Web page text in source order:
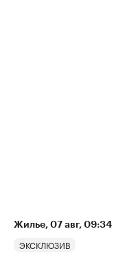
Жилье⁠, 07 авг, 09:34
ЭКСКЛЮЗИВ